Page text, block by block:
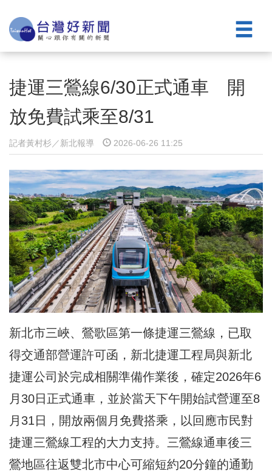
捷運三鶯線6/30正式通車 開
放免費試乘至8/31
記者黃村杉／新北報導 2026-06-26 11:25
新北市三峽、鶯歌區第一條捷運三鶯線，已取
得交通部營運許可函，新北捷運工程局與新北
捷運公司 於完成相關準備作業後，確定2026年6
月30日正式通車，並於當天下午開始試營運至8
月31日， 開放兩個月免費搭乘，以回應市民對
捷運三鶯線工程的大力支持。三鶯線通車後三
鶯地區往返雙北市中心可縮短約20分鐘的通勤